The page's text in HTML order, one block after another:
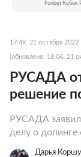
Fonbet Кубок
17:49, 21 октября 2022
(обновлено: 18:04, 21
РУСАДА
решение
РУСАДА
делу о допинге
Дарья